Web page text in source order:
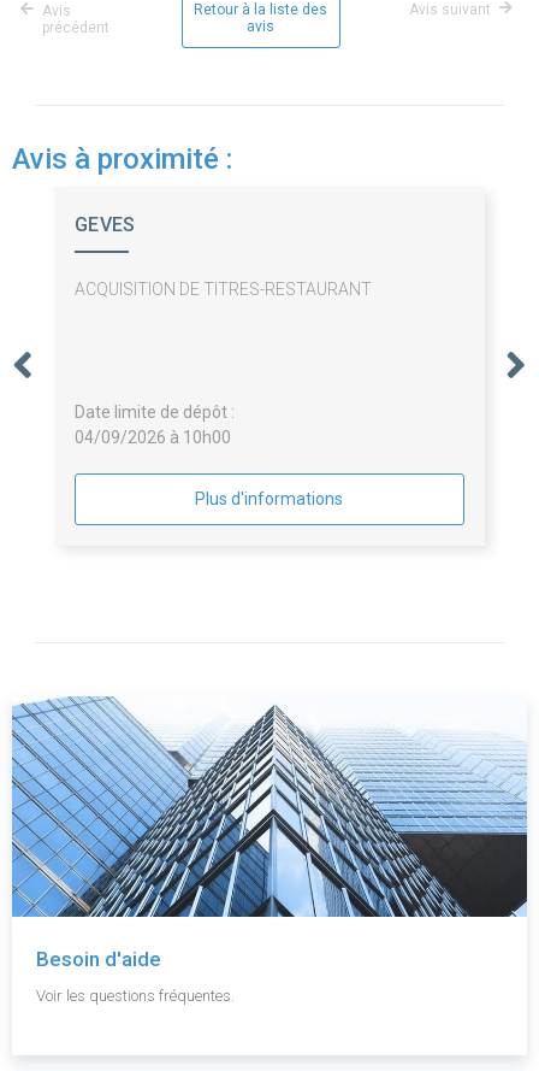
Avis
précédent
Retour à la liste des
avis
Avis suivant
Avis à proximité :
GEVES
ACQUISITION DE TITRES-RESTAURANT
Date limite de dépôt :
04/09/2026 à 10h00
Plus d'informations
Besoin d'aide
Voir les questions fréquentes.